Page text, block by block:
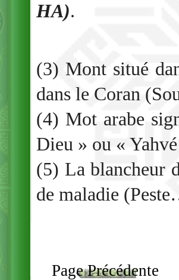
HA).
(3) Mont situé
dans le Coran
(4) Mot arabe
Dieu » ou «
(5) La blancheur
de maladie
Page Précédente